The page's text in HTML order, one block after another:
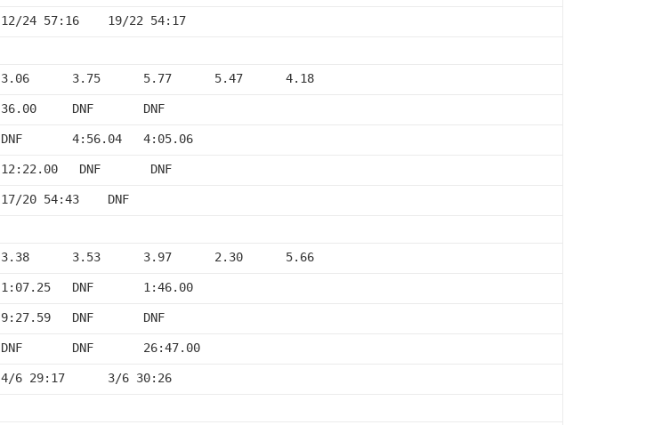
12/24 57:16    19/22 54:17
3.06      3.75      5.77      5.47      4.18
36.00     DNF       DNF
DNF       4:56.04   4:05.06
12:22.00   DNF       DNF
17/20 54:43    DNF
3.38      3.53      3.97      2.30      5.66
1:07.25   DNF       1:46.00
9:27.59   DNF       DNF
DNF       DNF       26:47.00
4/6 29:17      3/6 30:26